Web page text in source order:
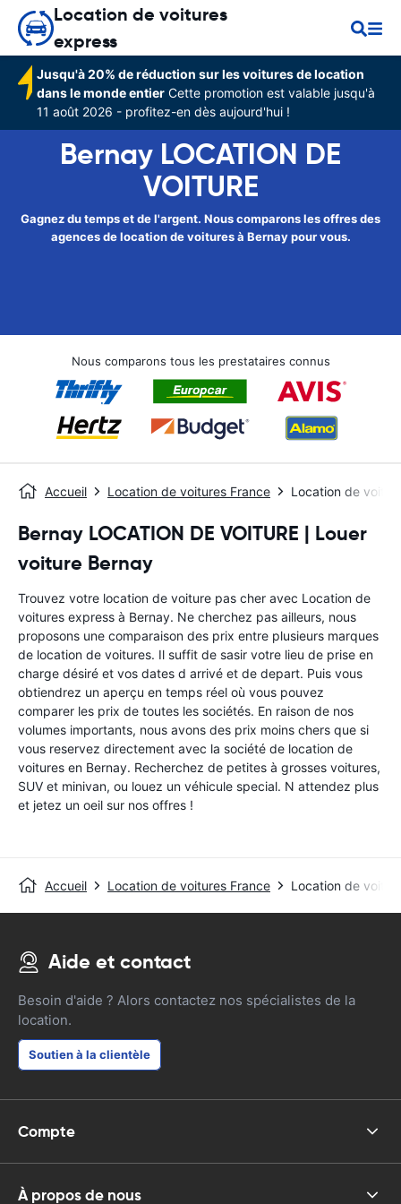
Location de voitures
express
Jusqu'à 20% de réduction sur les voitures de location
dans le monde entier Cette promotion est valable jusqu'à
11 août 2026 - profitez-en dès aujourd'hui !
Bernay LOCATION DE
VOITURE
Gagnez du temps et de l'argent. Nous comparons les offres des
agences de location de voitures à Bernay pour vous.
Nous comparons tous les prestataires connus
Accueil Location de voitures France Location de
Bernay LOCATION DE VOITURE | Louer
voiture Bernay
Trouvez votre location de voiture pas cher avec Location de
voitures express à Bernay. Ne cherchez pas ailleurs, nous
proposons une comparaison des prix entre plusieurs marques
de location de voitures. Il suffit de sasir votre lieu de prise en
charge désiré et vos dates d arrivé et de depart. Puis vous
obtiendrez un aperçu en temps réel où vous pouvez
comparer les prix de toutes les sociétés. En raison de nos
volumes importants, nous avons des prix moins chers que si
vous reservez directement avec la société de location de
voitures en Bernay. Recherchez de petites à grosses voitures,
SUV et minivan, ou louez un véhicule special. N attendez plus
et jetez un oeil sur nos offres !
Accueil Location de voitures France Location de
Aide et contact
Besoin d'aide ? Alors contactez nos spécialistes de la
location.
Soutien à la clientèle
Compte
À propos de nous